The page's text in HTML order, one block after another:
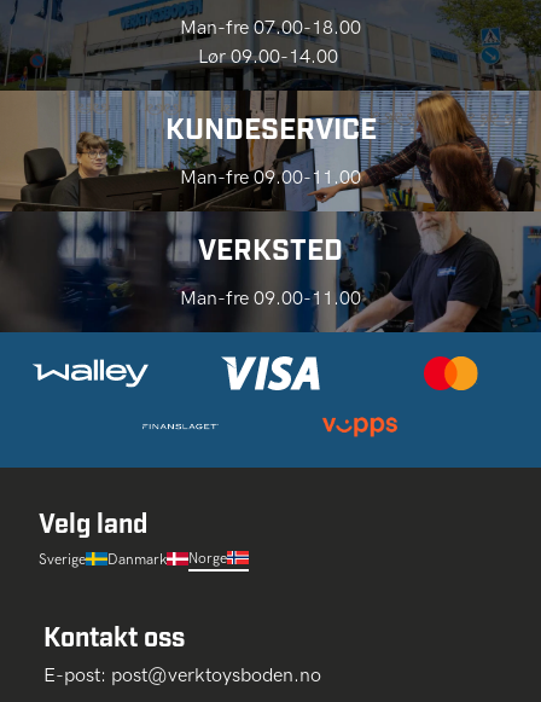
Man-fre 07.00-18.00
Lør 09.00-14.00
KUNDESERVICE
Man-fre 09.00-11.00
VERKSTED
Man-fre 09.00-11.00
Velg land
Sverige Danmark Norge
Kontakt oss
E-post: post@verktoysboden.no